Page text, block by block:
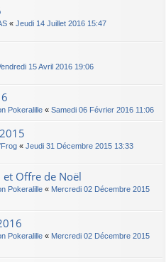
« Jeudi 14 Juillet 2016 15:47
15 Avril 2016 19:06
Pokeralille « Samedi 06 Février 2016 11:06
« Jeudi 31 Décembre 2015 13:33
et Offre de Noël
Pokeralille « Mercredi 02 Décembre 2015
Pokeralille « Mercredi 02 Décembre 2015